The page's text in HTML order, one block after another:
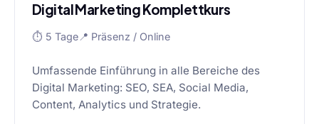
Digital Marketing Komplettkurs
⏱ 5 Tage📍 Präsenz / Online
Umfassende Einführung in alle Bereiche des
Digital Marketing: SEO, SEA, Social Media,
Content, Analytics und Strategie.